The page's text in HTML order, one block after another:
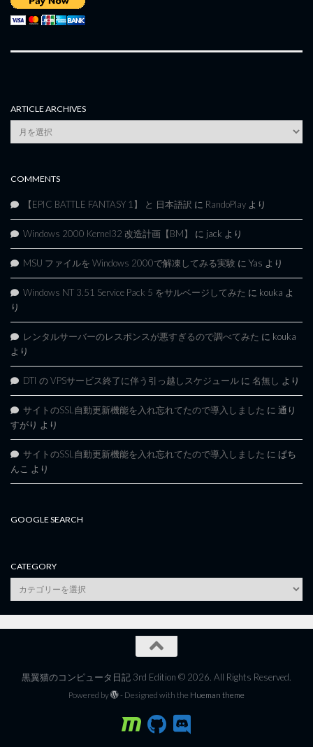
ARTICLE ARCHIVES
Article
Archives
COMMENTS
【EPIC BATTLE FANTASY 1】 と 日本語訳 に RandoPlay より
Windows 2000 Kernel32 改造計画【BM】 に jack より
MSU ファイルを Windows 2000で解凍してみる実験 に Yas より
Windows NT 3.51 Service Pack 5 をサルベージしてみた に kouka よ
り
レンタルサーバーのレスポンスが悪すぎるので調べてみた に kouka
より
DTI の VPSサービス終了に伴う引っ越しスケジュール に 名無し より
サイトのSSL自動更新機能を入れ忘れてたので導入しました に 通り
すがり より
サイトのSSL自動更新機能を入れ忘れてたので導入しました に ぱち
んこ より
GOOGLE SEARCH
CATEGORY
category
黒翼猫のコンピュータ日記 3rd Edition © 2026. All Rights Reserved.
Powered by - Designed with the Hueman theme